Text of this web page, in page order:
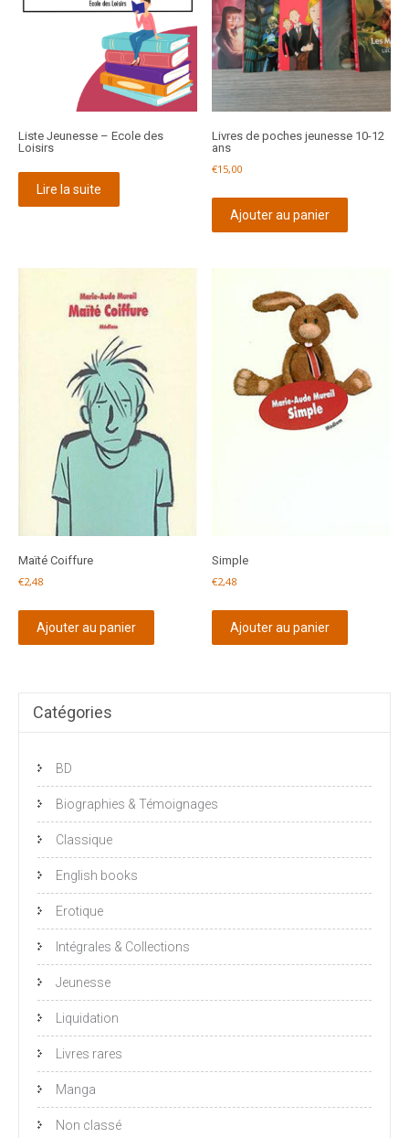
Liste Jeunesse – Ecole des
Loisirs
Lire la suite
Livres de poches jeunesse 10-12
ans
€15,00
Ajouter au panier
Maïté Coiffure
€2,48
Ajouter au panier
Simple
€2,48
Ajouter au panier
Catégories
BD
Biographies & Témoignages
Classique
English books
Erotique
Intégrales & Collections
Jeunesse
Liquidation
Livres rares
Manga
Non classé